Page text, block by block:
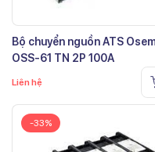
Bộ chuyển nguồn ATS
OSS-61 TN 2P 100A
Liên hệ
-33%